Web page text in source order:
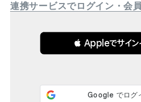
連携サービスでログイン・会
 Appleでサイン